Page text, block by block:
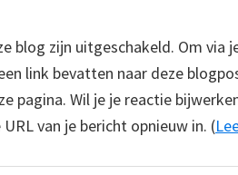
blog zijn uitgeschakeld. Om via
link bevatten naar deze
pagina. Wil je je reactie
van je bericht opnieuw in. (